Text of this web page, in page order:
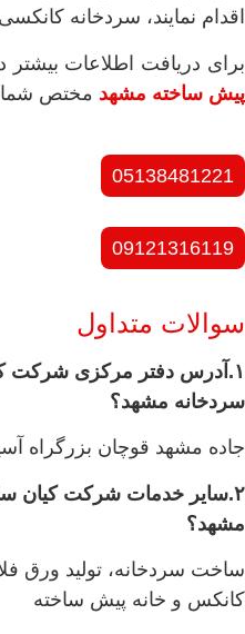
اقدام نمایند، سردخانه
برای دریافت اطلاعات
پیش ساخته مشهد مختص
05138481221
09121316119
سوالات متداول
۱.آدرس دفتر مرکزی شرکت
سردخانه مشهد؟
جاده مشهد قوچان بزرگراه
۲.سایر خدمات شرکت کیان
مشهد؟
ساخت سردخانه، تولید ورق
کانکس و خانه پیش ساخته